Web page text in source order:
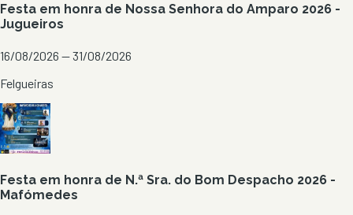
Festa em honra de Nossa Senhora do Amparo 2026 -
Jugueiros
16/08/2026 — 31/08/2026
Felgueiras
Festa em honra de N.ª Sra. do Bom Despacho 2026 -
Mafómedes